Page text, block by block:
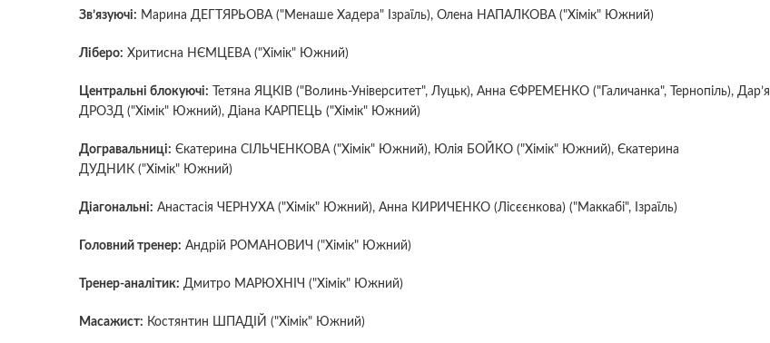
Зв’язуючі: Марина ДЕГТЯРЬОВА ("Менаше Хадера" Ізраїль), Олена НАПАЛКОВА ("Хімік" Южний)
Ліберо: Хритисна НЄМЦЕВА ("Хімік" Южний)
Центральні блокуючі: Тетяна ЯЦКІВ ("Волинь-Університет", Луцьк), Анна ЄФРЕМЕНКО ("Галичанка", Тернопіль), Дар’я
ДРОЗД ("Хімік" Южний), Діана КАРПЕЦЬ ("Хімік" Южний)
Догравальниці: Єкатерина СІЛЬЧЕНКОВА ("Хімік" Южний), Юлія БОЙКО ("Хімік" Южний), Єкатерина
ДУДНИК ("Хімік" Южний)
Діагональні: Анастасія ЧЕРНУХА ("Хімік" Южний), Анна КИРИЧЕНКО (Лісєєнкова) ("Маккабі", Ізраїль)
Головний тренер: Андрій РОМАНОВИЧ ("Хімік" Южний)
Тренер-аналітик: Дмитро МАРЮХНІЧ ("Хімік" Южний)
Масажист: Костянтин ШПАДІЙ ("Хімік" Южний)